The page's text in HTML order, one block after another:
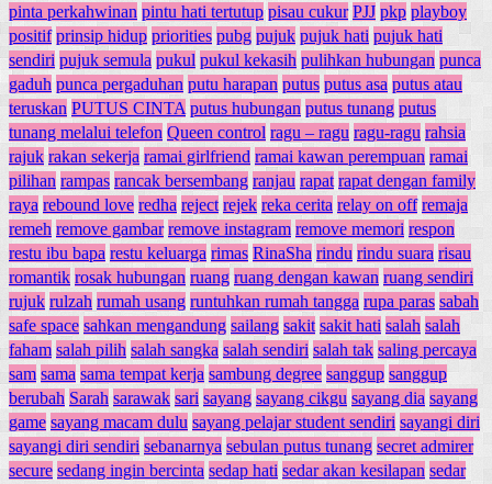
pinta perkahwinan pintu hati tertutup pisau cukur PJJ pkp playboy
positif prinsip hidup priorities pubg pujuk pujuk hati pujuk hati
sendiri pujuk semula pukul pukul kekasih pulihkan hubungan punca
gaduh punca pergaduhan putu harapan putus putus asa putus atau
teruskan PUTUS CINTA putus hubungan putus tunang putus
tunang melalui telefon Queen control ragu – ragu ragu-ragu rahsia
rajuk rakan sekerja ramai girlfriend ramai kawan perempuan ramai
pilihan rampas rancak bersembang ranjau rapat rapat dengan family
raya rebound love redha reject rejek reka cerita relay on off remaja
remeh remove gambar remove instagram remove memori respon
restu ibu bapa restu keluarga rimas RinaSha rindu rindu suara risau
romantik rosak hubungan ruang ruang dengan kawan ruang sendiri
rujuk rulzah rumah usang runtuhkan rumah tangga rupa paras sabah
safe space sahkan mengandung sailang sakit sakit hati salah salah
faham salah pilih salah sangka salah sendiri salah tak saling percaya
sam sama sama tempat kerja sambung degree sanggup sanggup
berubah Sarah sarawak sari sayang sayang cikgu sayang dia sayang
game sayang macam dulu sayang pelajar student sendiri sayangi diri
sayangi diri sendiri sebanarnya sebulan putus tunang secret admirer
secure sedang ingin bercinta sedap hati sedar akan kesilapan sedar